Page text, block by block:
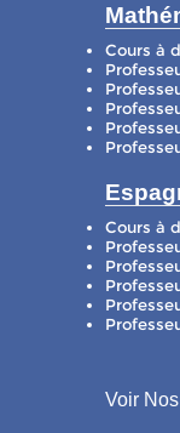
Cours à
Cours à
Voir